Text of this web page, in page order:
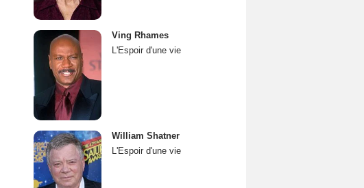
Ving Rhames
L'Espoir d'une vie
William Shatner
L'Espoir d'une vie